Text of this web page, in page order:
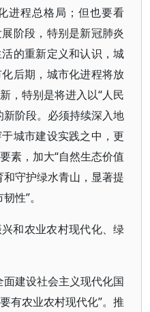
进程总格局；但也要看
阶段，特别是新冠肺炎
的重新定义和认识，城
后期，城市化进程将放
，特别是将进入以“人民
新阶段。必须持续深入地
城市建设实践之中，更
素，加大“自然生态价值
守护绿水青山，显著提
性”。
和农业农村现代化、绿
建设社会主义现代化国
有农业农村现代化”。推